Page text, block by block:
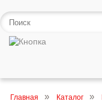
Главная Каталог